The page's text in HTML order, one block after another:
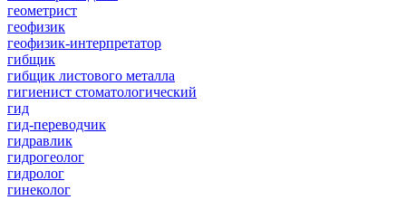
геометрист
геофизик
геофизик-интерпретатор
гибщик
гибщик листового металла
гигиенист стоматологический
гид
гид-переводчик
гидравлик
гидрогеолог
гидролог
гинеколог